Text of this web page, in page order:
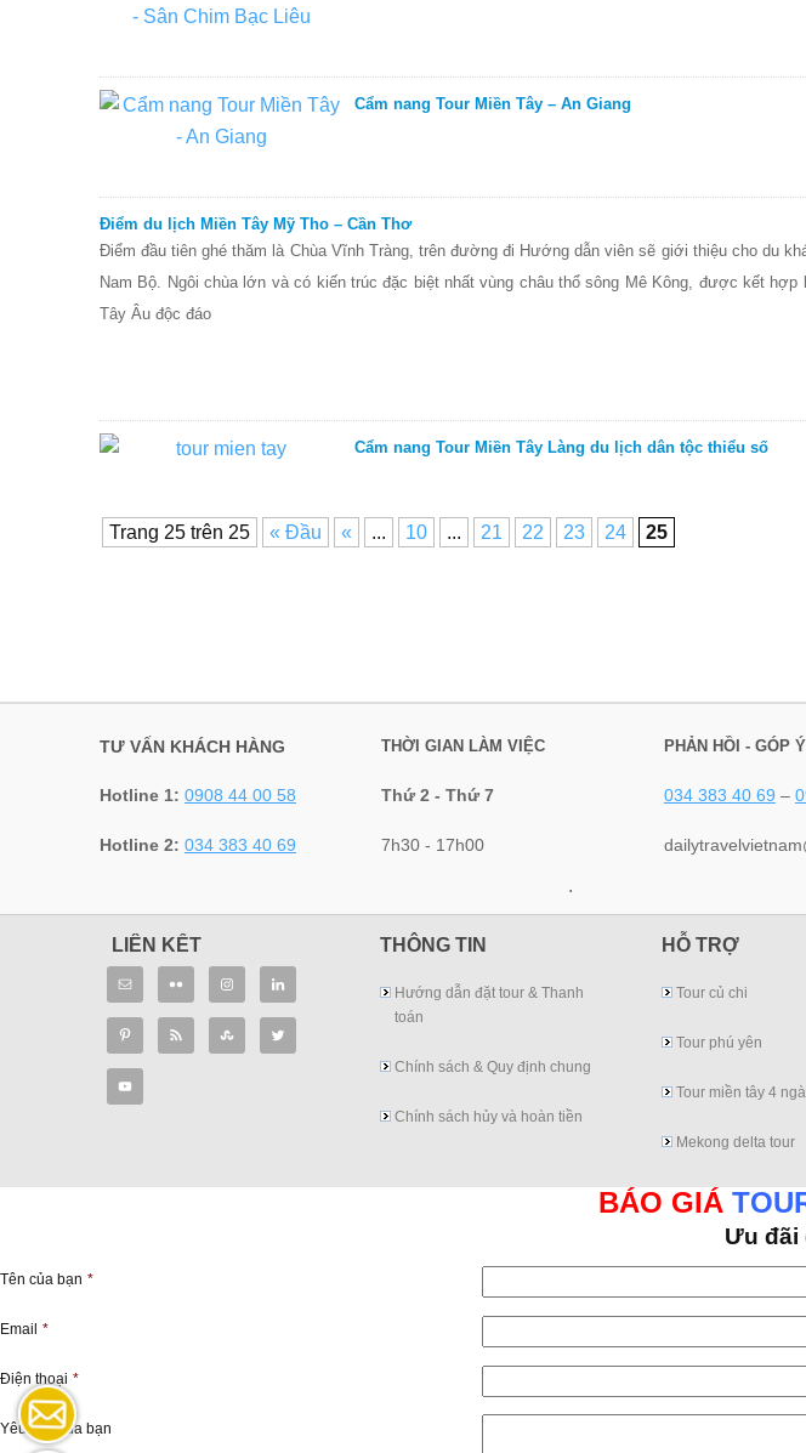
Cẩm nang Tour Miền Tây – An Giang
Điểm du lịch Miền Tây Mỹ Tho – Cần Thơ
Điểm đầu tiên ghé thăm là Chùa Vĩnh Tràng, trên đường đi Hướng dẫn viên sẽ giới thiệu cho du
Nam Bộ. Ngôi chùa lớn và có kiến trúc đặc biệt nhất vùng châu thổ sông Mê Kông, được kết
Tây Âu độc đáo
Cẩm nang Tour Miền Tây Làng du lịch dân tộc thiểu số
Trang 25 trên 25 « Đầu « ... 10 ... 21 22 23 24 25
TƯ VẤN KHÁCH HÀNG
Hotline 1: 0908 44 00 58
Hotline 2: 034 383 40 69
THỜI GIAN LÀM VIỆC
Thứ 2 - Thứ 7
7h30 - 17h00
PHẢN HỒI - GÓP Ý
034 383 40 69 –
.
LIÊN KẾT THÔNG TIN
Hướng dẫn đặt tour & Thanh
toán
Chính sách & Quy định chung
Chính sách hủy và hoàn tiền
HỖ TRỢ
Tour củ chi
Tour phú yên
Tour miền tây 4
Mekong delta tour
BÁO GIÁ
Ưu đãi
Tên của bạn *
Email *
Điện thoại *
Yêu cầu của bạn